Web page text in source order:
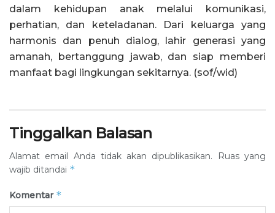
dalam kehidupan anak melalui komunikasi,
perhatian, dan keteladanan. Dari keluarga yang
harmonis dan penuh dialog, lahir generasi yang
amanah, bertanggung jawab, dan siap memberi
manfaat bagi lingkungan sekitarnya. (sof/wid)
Tinggalkan Balasan
Alamat email Anda tidak akan dipublikasikan.
Ruas yang
wajib ditandai *
Komentar *